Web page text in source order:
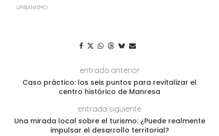
URBANISMO
entrada anterior
Caso práctico: los seis puntos para revitalizar el
centro histórico de Manresa
entrada siguiente
Una mirada local sobre el turismo: ¿Puede realmente
impulsar el desarrollo territorial?